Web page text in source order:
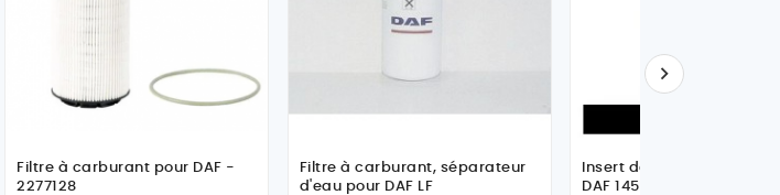
Filtre à carburant pour DAF -
2277128
Filtre à carburant, séparateur
d'eau pour DAF LF
Insert de filtre à
DAF 1450184
